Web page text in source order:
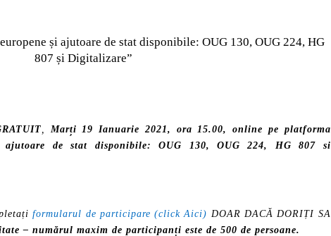
și ajutoare de stat disponibile: OUG 130, OUG 224, HG
807 și Digitalizare”
Marți 19 Ianuarie 2021, ora 15.00, online pe platforma
ajutoare de stat disponibile: OUG 130, OUG 224, HG 807 si
formularul de participare (click Aici) DOAR DACĂ DORIȚI SA
– numărul maxim de participanți este de 500 de persoane.